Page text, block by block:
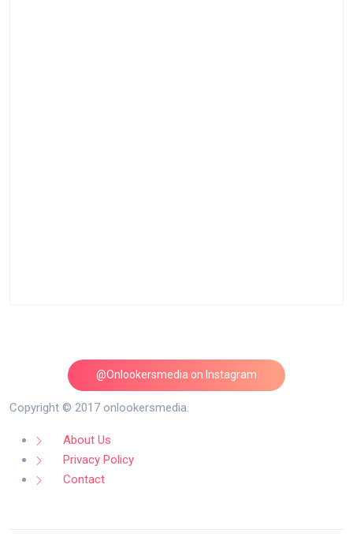
@Onlookersmedia on Instagram
Follow on Instagram
Copyright © 2017 onlookersmedia.
About Us
Privacy Policy
Contact